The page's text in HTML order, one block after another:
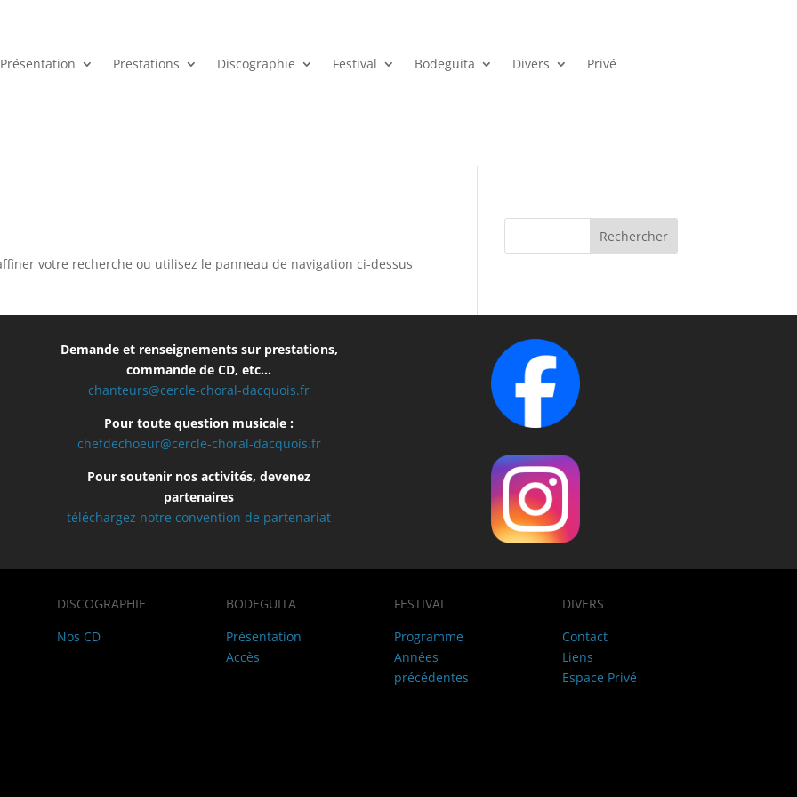
Présentation Prestations Discographie Festival Bodeguita Divers Privé
votre recherche ou utilisez le panneau de navigation ci-dessus
Rechercher
Demande et renseignements sur prestations,
commande de CD, etc…
chanteurs@cercle-choral-dacquois.fr
Pour toute question musicale :
chefdechoeur@cercle-choral-dacquois.fr
Pour soutenir nos activités, devenez
partenaires
téléchargez notre convention de partenariat
DISCOGRAPHIE
Nos CD
BODEGUITA
Présentation
Accès
FESTIVAL
Programme
Années
précédentes
DIVERS
Contact
Liens
Espace Privé